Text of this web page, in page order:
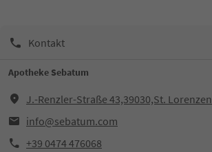
Kontakt
Apotheke Sebatum
J.-Renzler-Straße 43,39030,St. Lorenzen
info@sebatum.com
+39 0474 476068